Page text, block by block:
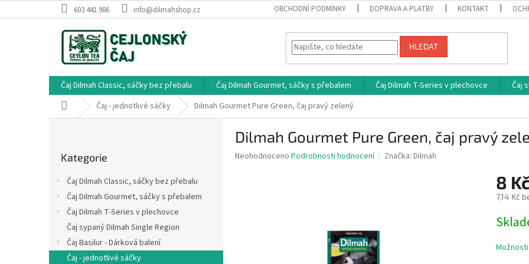
na
603 441 986 info@dilmahshop.cz OBCHODNÍ PODMÍNKY DOPRAVA A PLATBY KONTAKT
HLEDAT
Čaj Dilmah Classic, sáčky bez přebalu Čaj Dilmah Gourmet, sáčky s přebalem Čaj Dilmah T-Series v plechovce Čaj
Domů Čaj - jednotlivé sáčky Dilmah Gourmet Pure Green, čaj pravý zelený
a
kategorie
Kategorie
Čaj Dilmah Classic, sáčky bez přebalu
Čaj Dilmah Gourmet, sáčky s přebalem
Čaj Dilmah T-Series v plechovce
Čaj sypaný Dilmah Single Region
Čaj Basilur - Dárková balení
Čaj - jednotlivé sáčky
Dilmah Gourmet Pure Green, čaj pravý
Průměrné
Neohodnoceno Podrobnosti hodnocení Značka: Dilmah
8
7,14 Kč
cena: